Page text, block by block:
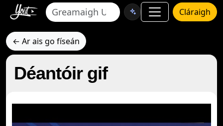
Cláraigh
← Ar ais go físeán
Déantóir gif